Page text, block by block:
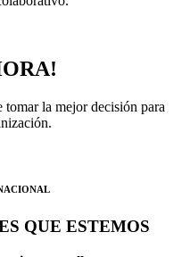
tomar la mejor decisión para
QUE ESTEMOS